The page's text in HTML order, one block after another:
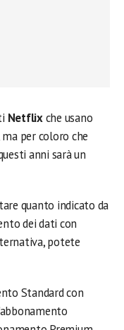
Netflixche usano
per coloro che
anni sarà un
quanto indicato da
dei dati con
potete
Standard con